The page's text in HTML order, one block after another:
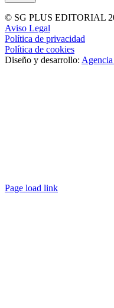
© SG PLUS EDITORIAL
Aviso Legal
Política de privacidad
Política de cookies
Diseño y desarrollo:
Page load link